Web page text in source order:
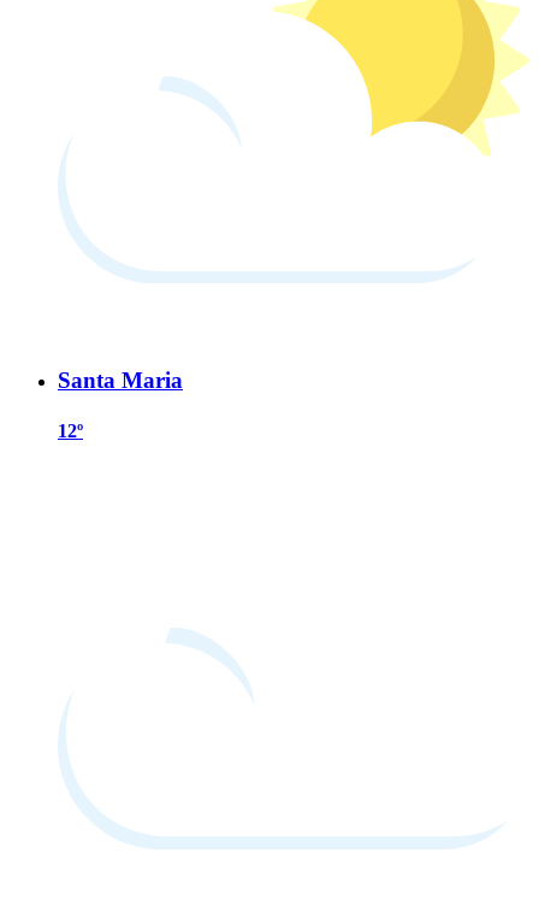
Santa Maria
12º